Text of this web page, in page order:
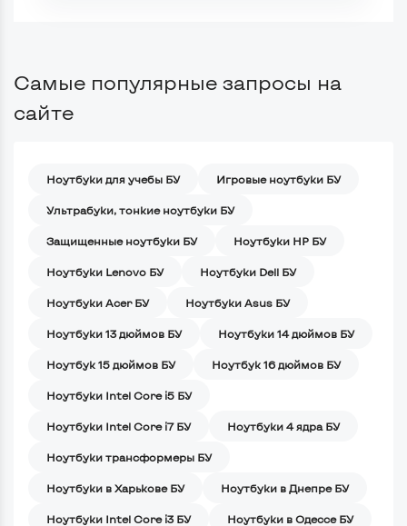
Самые популярные запросы на
сайте
Ноутбуки для учебы БУ Игровые ноутбуки БУ
Ультрабуки, тонкие ноутбуки БУ
Защищенные ноутбуки БУ Ноутбуки HP БУ
Ноутбуки Lenovo БУ Ноутбуки Dell БУ
Ноутбуки Acer БУ Ноутбуки Asus БУ
Ноутбуки 13 дюймов БУ Ноутбуки 14 дюймов БУ
Ноутбук 15 дюймов БУ Ноутбук 16 дюймов БУ
Ноутбуки Intel Core i5 БУ
Ноутбуки Intel Core i7 БУ Ноутбуки 4 ядра БУ
Ноутбуки трансформеры БУ
Ноутбуки в Харькове БУ Ноутбуки в Днепре БУ
Ноутбуки Intel Core i3 БУ Ноутбуки в Одессе БУ